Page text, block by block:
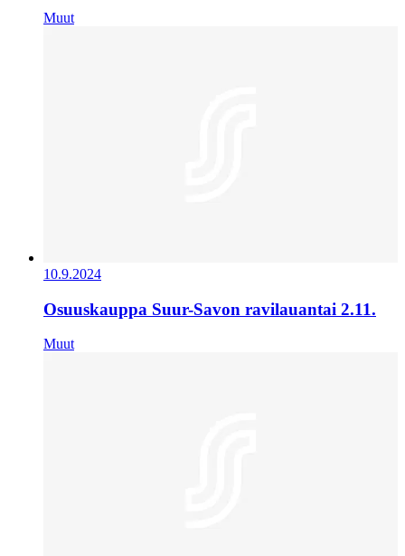
Muut
10.9.2024
Osuuskauppa Suur-Savon ravilauantai 2.11.
Muut